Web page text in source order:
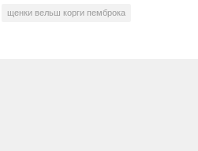
щенки вельш корги пемброка